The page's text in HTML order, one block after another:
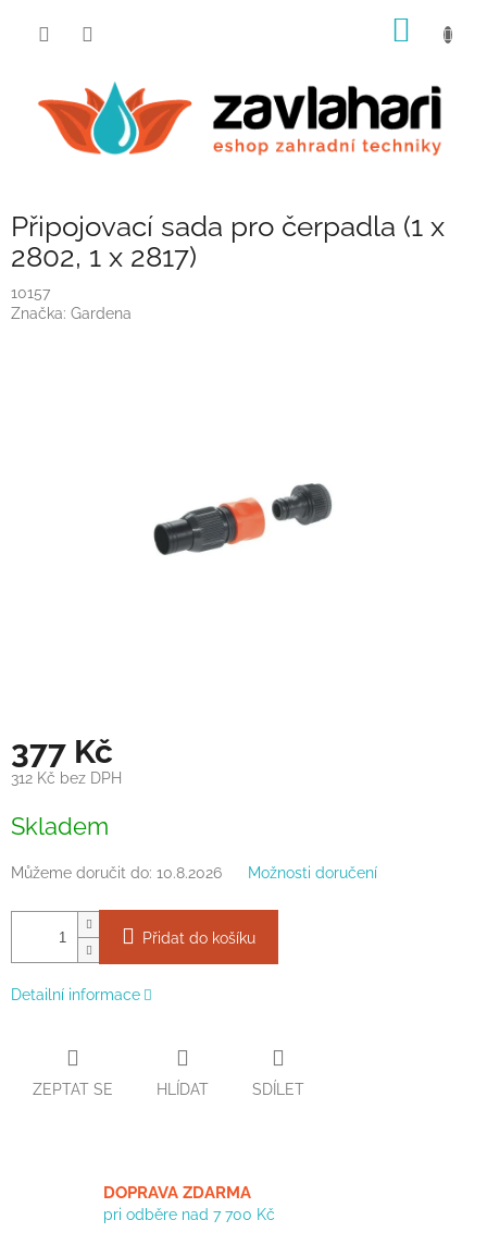
Připojovací sada pro čerpadla (1 x
2802, 1 x 2817)
10157
Značka: Gardena
377 Kč
312 Kč bez DPH
cena:
Skladem
Můžeme doručit do: 10.8.2026 Možnosti doručení
Přidat do košíku
Detailní informace
ZEPTAT SE HLÍDAT SDÍLET
DOPRAVA ZDARMA
pri odběre nad 7 700 Kč